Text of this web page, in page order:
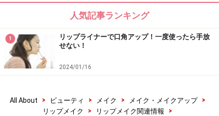
人気記事ランキング
1
リップライナーで口角アップ！一度使ったら手放
せない！
2024/01/16
All About > ビューティ > メイク > メイク・メイクアップ
>
リップメイク
> リップメイク関連情報 >